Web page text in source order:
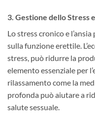
3. Gestione dello Stress
Lo stress cronico e
sulla funzione erettile.
stress, può ridurre la
elemento essenziale per
rilassamento come la
profonda può aiutare a
salute sessuale.